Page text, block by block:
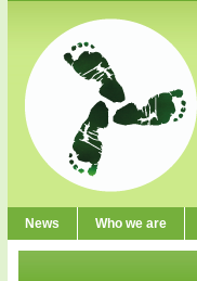
News Who we are